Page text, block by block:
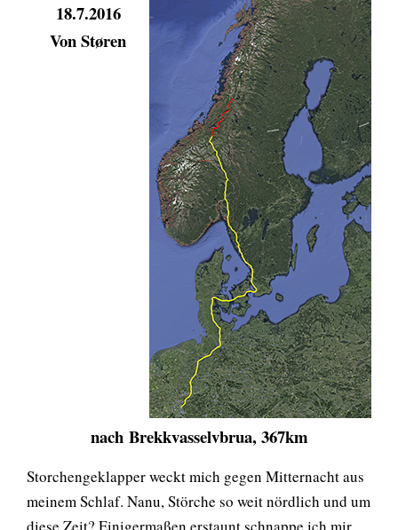
18.7.2016
VonStøren
nach Brekkvasselvbrua, 367km
Storchengeklapper weckt mich gegen Mitternacht aus
meinem Schlaf. Nanu, Störche so weit nördlich und um